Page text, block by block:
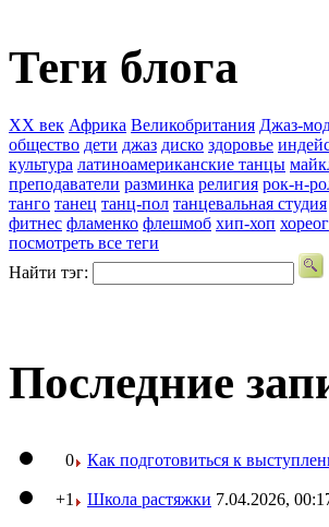
Теги блога
XX век Африка Великобритания Джаз-
общество дети джаз диско здоровье
культура латиноамериканские танцы
преподаватели разминка религия рок-н-
танго танец танц-пол танцевальная студия
фитнес фламенко флешмоб хип-хоп
посмотреть все теги
Найти тэг:
Последние
0 Как подготовиться к
+1 Школа растяжки 7.04.2026,